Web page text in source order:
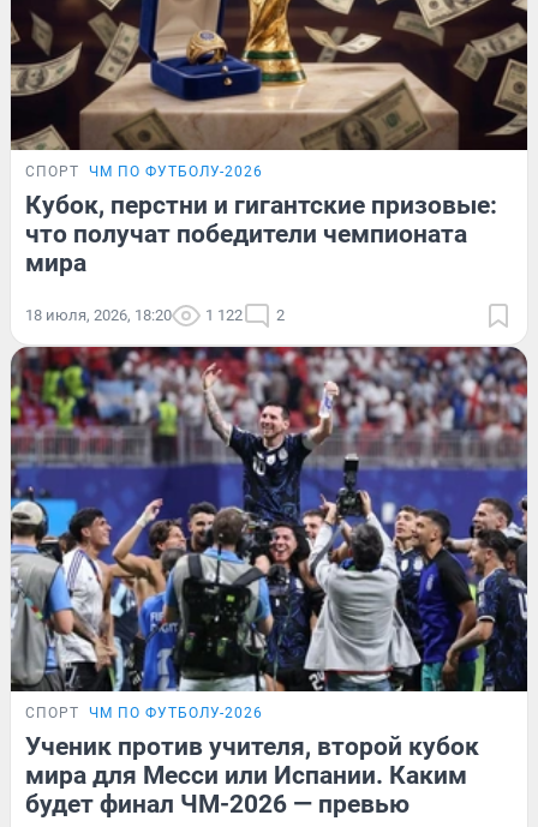
СПОРТ ЧМ ПО ФУТБОЛУ-2026
Кубок, перстни и гигантские призовые:
что получат победители чемпионата
мира
18 июля, 2026, 18:20 1 122 2
СПОРТ ЧМ ПО ФУТБОЛУ-2026
Ученик против учителя, второй кубок
мира для Месси или Испании. Каким
будет финал ЧМ-2026 — превью